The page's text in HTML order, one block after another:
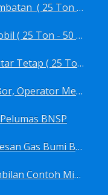
Sertifikasi Operator Kran Jembatan ( 25 Ton - 50 Ton - > 50 ) BNSP
Sertifikasi Operator Kran Mobil ( 25 Ton - 50 Ton - > 50 ) BNSP
Sertifikasi Operator Kran Putar Tetap ( 25 Ton - 50 Ton - > 50 ) BNSP
Sertifikasi Operator Lantai Bor, Operator Menara Bor, Juru Bor, Ahli Pengendali Pengeboran BNSP
BNSP
Sertifikasi Operator Pemrosesan Gas Bumi BNSP
Sertifikasi Operator Pengambilan Contoh Minyak Bumi, Gas Bumi, Bbm- Bbn- Pelumas, Udara, Limbah, Air BNSP